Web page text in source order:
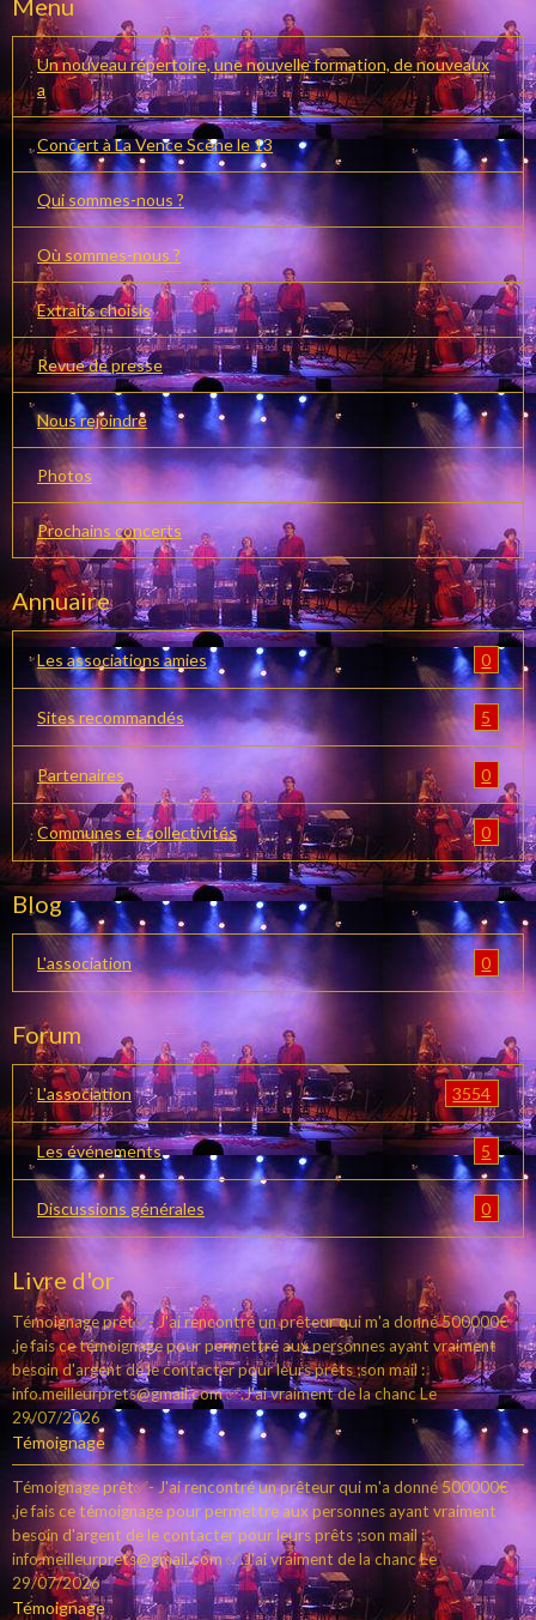
Menu
Un nouveau répertoire, une nouvelle formation, de nouveaux
a
Concert à La Vence Scène le 13
Qui sommes-nous ?
Où sommes-nous ?
Extraits choisis
Revue de presse
Nous rejoindre
Photos
Prochains concerts
Annuaire
Les associations amies 0
Sites recommandés 5
Partenaires 0
Communes et collectivités 0
Blog
L'association 0
Forum
L'association 3554
Les événements 5
Discussions générales 0
Livre d'or
Témoignage prêt✅- J'ai rencontré un prêteur qui m'a donné 500000€
,je fais ce témoignage pour permettre aux personnes ayant vraiment
besoin d'argent de le contacter pour leurs prêts ;son mail :
info.meilleurprets@gmail.com ✅.J'ai vraiment de la chancLe
29/07/2026
Témoignage
Témoignage prêt✅- J'ai rencontré un prêteur qui m'a donné 500000€
,je fais ce témoignage pour permettre aux personnes ayant vraiment
besoin d'argent de le contacter pour leurs prêts ;son mail :
info.meilleurprets@gmail.com ✅.J'ai vraiment de la chancLe
29/07/2026
Témoignage